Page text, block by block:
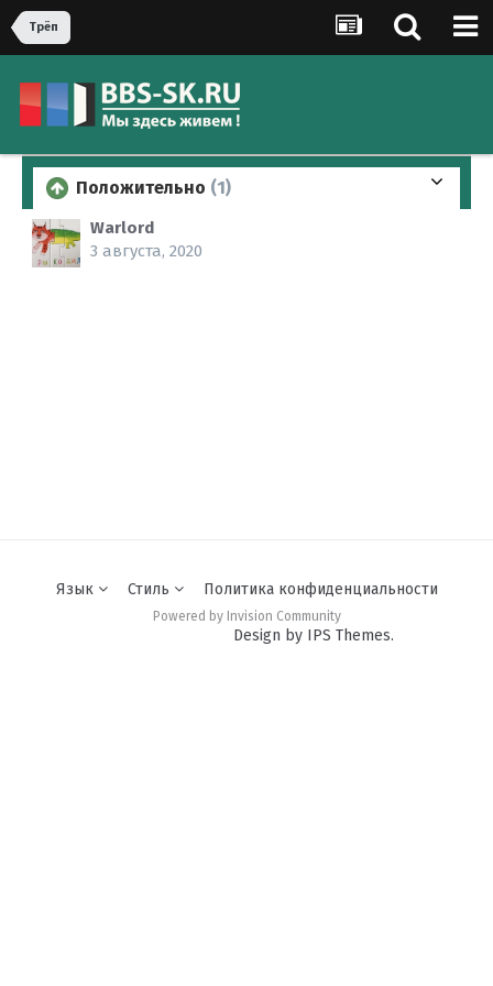
Трёп
Положительно (1)
Warlord
3 августа, 2020
Язык Стиль Политика конфиденциальности
Powered by Invision Community
Design by IPS Themes.